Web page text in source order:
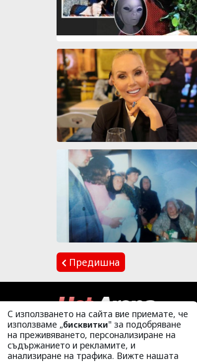
Предишна
С използването на сайта вие приемате, че
използваме „бисквитки" за подобряване
на преживяването, персонализиране на
съдържанието и рекламите, и
анализиране на трафика. Вижте нашата